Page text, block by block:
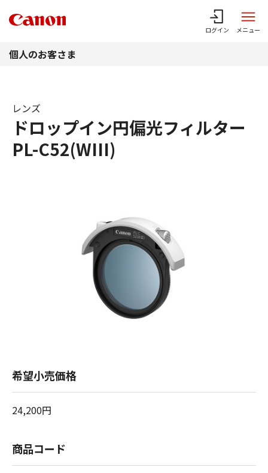
ログイン メニュー
個人のお客さま
ドロップイン円偏光フィルター
PL-C52(WIII)
レンズ
希望小売価格
24,200円
商品コード